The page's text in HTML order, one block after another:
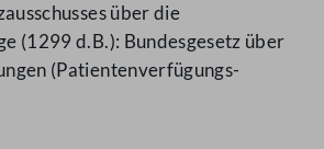
über die
(1299 d.B.): Bundesgesetz über
(Patientenverfügungs-